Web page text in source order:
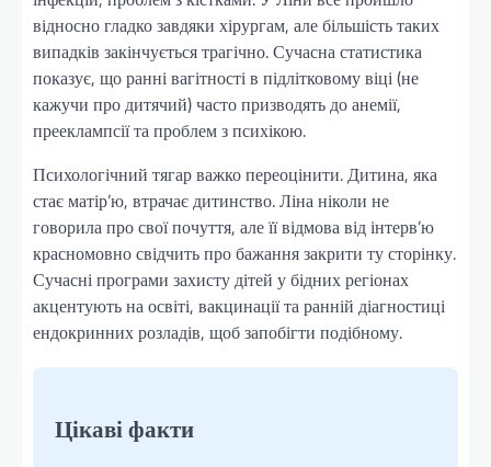
відносно гладко завдяки хірургам, але більшість таких
випадків закінчується трагічно. Сучасна статистика
показує, що ранні вагітності в підлітковому віці (не
кажучи про дитячий) часто призводять до анемії,
прееклампсії та проблем з психікою.
Психологічний тягар важко переоцінити. Дитина, яка
стає матір’ю, втрачає дитинство. Ліна ніколи не
говорила про свої почуття, але її відмова від інтерв’ю
красномовно свідчить про бажання закрити ту сторінку.
Сучасні програми захисту дітей у бідних регіонах
акцентують на освіті, вакцинації та ранній діагностиці
ендокринних розладів, щоб запобігти подібному.
Цікаві факти